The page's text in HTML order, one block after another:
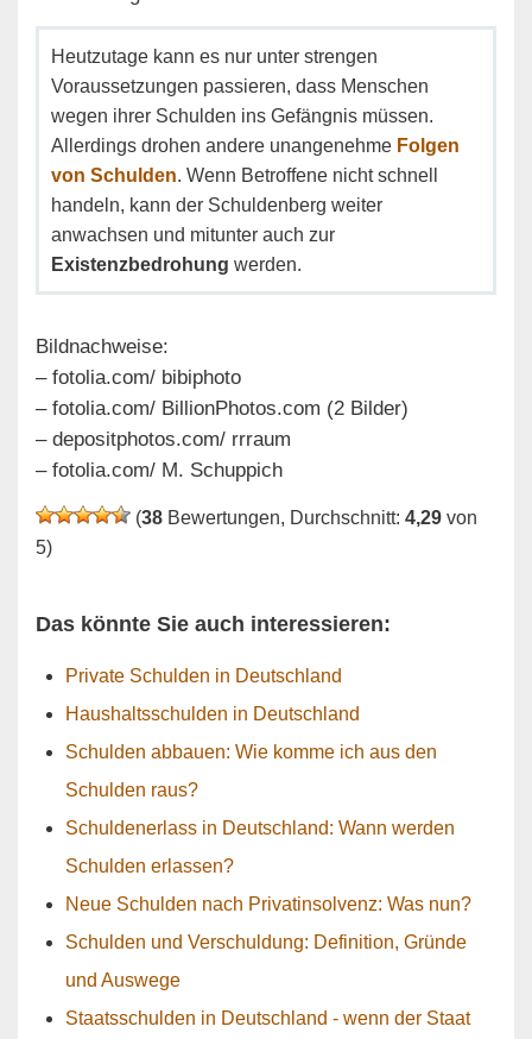
Heutzutage kann es nur unter strengen
Voraussetzungen passieren, dass Menschen
wegen ihrer Schulden ins Gefängnis müssen.
Allerdings drohen andere unangenehme Folgen
von Schulden. Wenn Betroffene nicht schnell
handeln, kann der Schuldenberg weiter
anwachsen und mitunter auch zur
Existenzbedrohung werden.
Bildnachweise:
– fotolia.com/ bibiphoto
– fotolia.com/ BillionPhotos.com (2 Bilder)
– depositphotos.com/ rrraum
– fotolia.com/ M. Schuppich
(38 Bewertungen, Durchschnitt: 4,29 von
5)
Das könnte Sie auch interessieren:
Private Schulden in Deutschland
Haushaltsschulden in Deutschland
Schulden abbauen: Wie komme ich aus den
Schulden raus?
Schuldenerlass in Deutschland: Wann werden
Schulden erlassen?
Neue Schulden nach Privatinsolvenz: Was nun?
Schulden und Verschuldung: Definition, Gründe
und Auswege
Staatsschulden in Deutschland - wenn der Staat